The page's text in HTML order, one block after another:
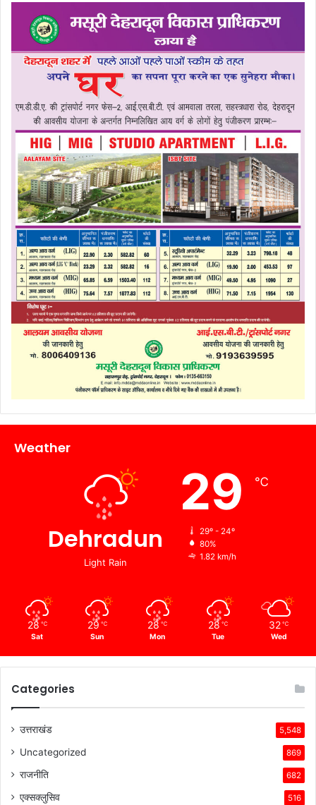
Weather
Dehradun
Light Rain
29 ℃
29º - 24º
80%
1.82 km/h
28 ℃
Sat
29 ℃
Sun
28 ℃
Mon
28 ℃
Tue
32 ℃
Wed
Categories
उत्तराखंड 5,548
Uncategorized 869
राजनीति 682
एक्सक्लुसिव 516